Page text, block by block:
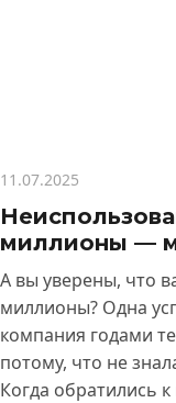
11.07.2025
миллионы —
А вы уверены, что
миллионы? Одна
компания годами
потому, что не
Когда обратились